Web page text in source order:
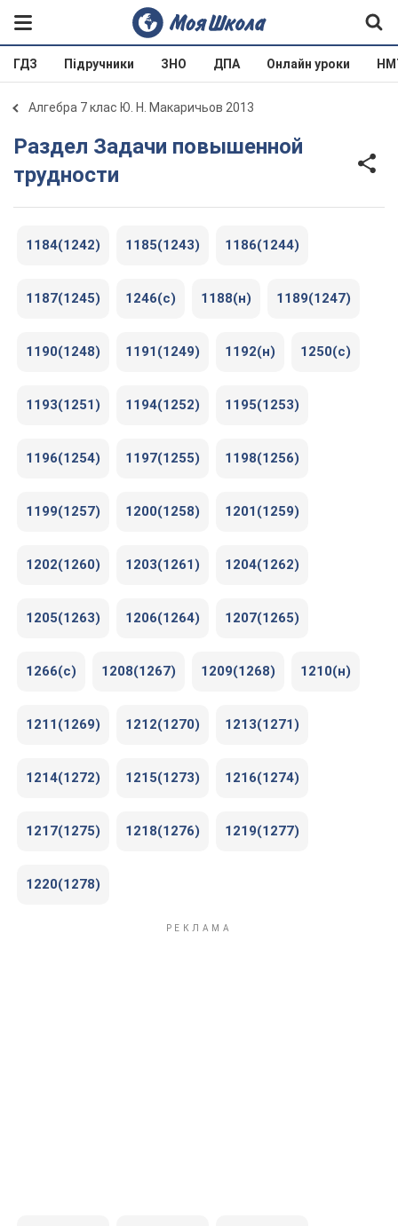
ГДЗ Підручники ЗНО ДПА Онлайн уроки
Алгебра 7 клас Ю. Н. Макаричьов 2013
Раздел Задачи повышенной
трудности
1184(1242) 1185(1243) 1186(1244)
1187(1245) 1246(c) 1188(н) 1189(1247)
1190(1248) 1191(1249) 1192(н) 1250(c)
1193(1251) 1194(1252) 1195(1253)
1196(1254) 1197(1255) 1198(1256)
1199(1257) 1200(1258) 1201(1259)
1202(1260) 1203(1261) 1204(1262)
1205(1263) 1206(1264) 1207(1265)
1266(c) 1208(1267) 1209(1268) 1210(н)
1211(1269) 1212(1270) 1213(1271)
1214(1272) 1215(1273) 1216(1274)
1217(1275) 1218(1276) 1219(1277)
1220(1278)